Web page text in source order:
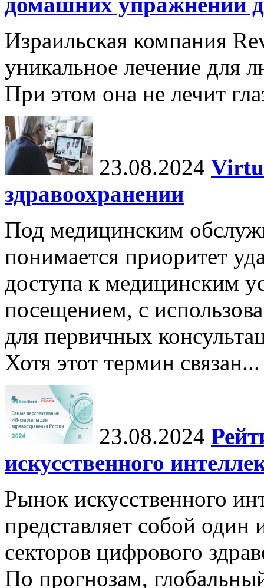
Израильская компания
уникальное лечение для
При этом она не лечит
23.08.2024
здравоохранении
Под медицинским
понимается приоритет
доступа к медицинским
посещением, с
для первичных
Хотя этот термин связан...
23.08.2024
искусственного
Рынок искусственного
представляет собой один
секторов цифрового
По прогнозам,